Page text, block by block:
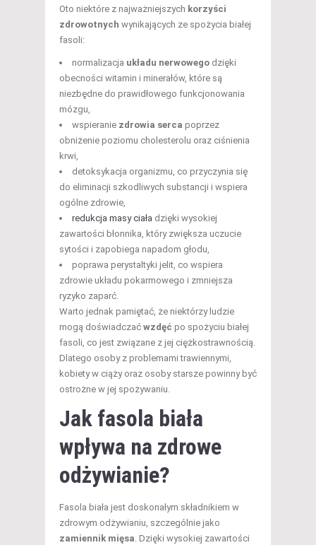
Oto niektóre z najważniejszych korzyści
zdrowotnych wynikających ze spożycia białej
fasoli:
normalizacja układu nerwowego dzięki
obecności witamin i minerałów, które są
niezbędne do prawidłowego funkcjonowania
mózgu,
wspieranie zdrowia serca poprzez
obniżenie poziomu cholesterolu oraz ciśnienia
krwi,
detoksykacja organizmu, co przyczynia się
do eliminacji szkodliwych substancji i wspiera
ogólne zdrowie,
redukcja masy ciała dzięki wysokiej
zawartości błonnika, który zwiększa uczucie
sytości i zapobiega napadom głodu,
poprawa perystaltyki jelit, co wspiera
zdrowie układu pokarmowego i zmniejsza
ryzyko zaparć.
Warto jednak pamiętać, że niektórzy ludzie
mogą doświadczać wzdęć po spożyciu białej
fasoli, co jest związane z jej ciężkostrawnością.
Dlatego osoby z problemami trawiennymi,
kobiety w ciąży oraz osoby starsze powinny być
ostrożne w jej spożywaniu.
Jak fasola biała
wpływa na zdrowe
odżywianie?
Fasola biała jest doskonałym składnikiem w
zdrowym odżywianiu, szczególnie jako
zamiennik mięsa. Dzięki wysokiej zawartości